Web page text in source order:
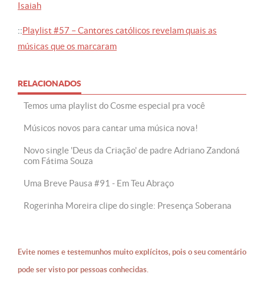
Isaiah
::Playlist #57 – Cantores católicos revelam quais as
músicas que os marcaram
RELACIONADOS
Temos uma playlist do Cosme especial pra você
Músicos novos para cantar uma música nova!
Novo single 'Deus da Criação' de padre Adriano Zandoná
com Fátima Souza
Uma Breve Pausa #91 - Em Teu Abraço
Rogerinha Moreira clipe do single: Presença Soberana
Evite nomes e testemunhos muito explícitos, pois o seu comentário
pode ser visto por pessoas conhecidas.